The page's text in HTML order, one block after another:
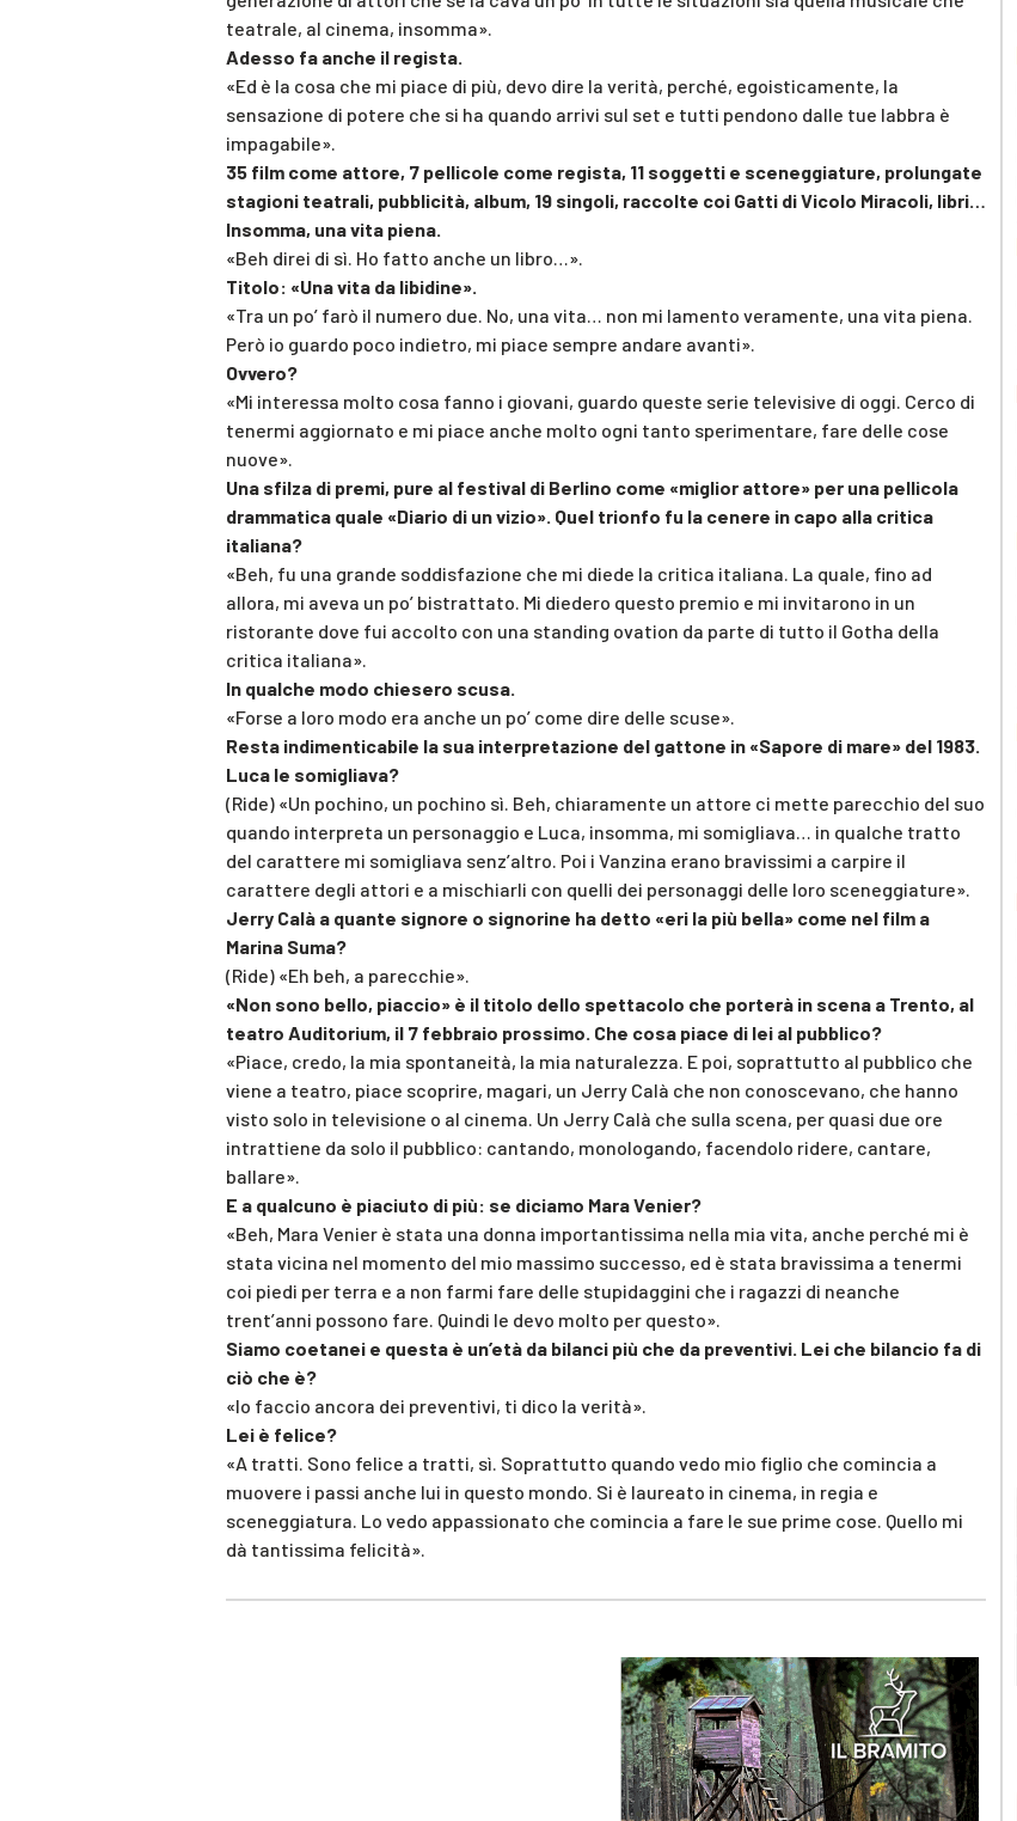
teatrale, al cinema, insomma».
Adesso fa anche il regista.
«Ed è la cosa che mi piace di più, devo dire la verità, perché, egoisticamente, la
sensazione di potere che si ha quando arrivi sul set e tutti pendono dalle tue labbra è
impagabile».
35 film come attore, 7 pellicole come regista, 11 soggetti e sceneggiature, prolungate
stagioni teatrali, pubblicità, album, 19 singoli, raccolte coi Gatti di Vicolo Miracoli, libri…
Insomma, una vita piena.
«Beh direi di sì. Ho fatto anche un libro…».
Titolo: «Una vita da libidine».
«Tra un po’ farò il numero due. No, una vita… non mi lamento veramente, una vita piena.
Però io guardo poco indietro, mi piace sempre andare avanti».
Ovvero?
«Mi interessa molto cosa fanno i giovani, guardo queste serie televisive di oggi. Cerco di
tenermi aggiornato e mi piace anche molto ogni tanto sperimentare, fare delle cose
nuove».
Una sfilza di premi, pure al festival di Berlino come «miglior attore» per una pellicola
drammatica quale «Diario di un vizio». Quel trionfo fu la cenere in capo alla critica
italiana?
«Beh, fu una grande soddisfazione che mi diede la critica italiana. La quale, fino ad
allora, mi aveva un po’ bistrattato. Mi diedero questo premio e mi invitarono in un
ristorante dove fui accolto con una standing ovation da parte di tutto il Gotha della
critica italiana».
In qualche modo chiesero scusa.
«Forse a loro modo era anche un po’ come dire delle scuse».
Resta indimenticabile la sua interpretazione del gattone in «Sapore di mare» del 1983.
Luca le somigliava?
(Ride) «Un pochino, un pochino sì. Beh, chiaramente un attore ci mette parecchio del suo
quando interpreta un personaggio e Luca, insomma, mi somigliava… in qualche tratto
del carattere mi somigliava senz’altro. Poi i Vanzina erano bravissimi a carpire il
carattere degli attori e a mischiarli con quelli dei personaggi delle loro sceneggiature».
Jerry Calà a quante signore o signorine ha detto «eri la più bella» come nel film a
Marina Suma?
(Ride) «Eh beh, a parecchie».
«Non sono bello, piaccio» è il titolo dello spettacolo che porterà in scena a Trento, al
teatro Auditorium, il 7 febbraio prossimo. Che cosa piace di lei al pubblico?
«Piace, credo, la mia spontaneità, la mia naturalezza. E poi, soprattutto al pubblico che
viene a teatro, piace scoprire, magari, un Jerry Calà che non conoscevano, che hanno
visto solo in televisione o al cinema. Un Jerry Calà che sulla scena, per quasi due ore
intrattiene da solo il pubblico: cantando, monologando, facendolo ridere, cantare,
ballare».
E a qualcuno è piaciuto di più: se diciamo Mara Venier?
«Beh, Mara Venier è stata una donna importantissima nella mia vita, anche perché mi è
stata vicina nel momento del mio massimo successo, ed è stata bravissima a tenermi
coi piedi per terra e a non farmi fare delle stupidaggini che i ragazzi di neanche
trent’anni possono fare. Quindi le devo molto per questo».
Siamo coetanei e questa è un’età da bilanci più che da preventivi. Lei che bilancio fa di
ciò che è?
«Io faccio ancora dei preventivi, ti dico la verità».
Lei è felice?
«A tratti. Sono felice a tratti, sì. Soprattutto quando vedo mio figlio che comincia a
muovere i passi anche lui in questo mondo. Si è laureato in cinema, in regia e
sceneggiatura. Lo vedo appassionato che comincia a fare le sue prime cose. Quello mi
dà tantissima felicità».